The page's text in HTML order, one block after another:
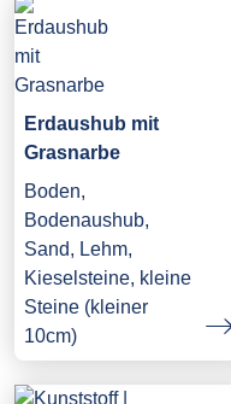
Erdaushub mit
Grasnarbe
Boden,
Bodenaushub,
Sand, Lehm,
Kieselsteine, kleine
Steine (kleiner
10cm)